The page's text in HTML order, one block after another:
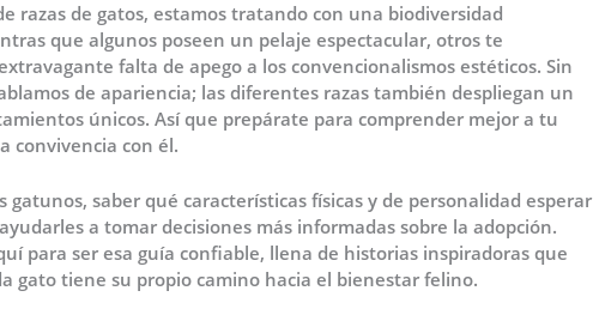
razas de gatos, estamos tratando con una biodiversidad
que algunos poseen un pelaje espectacular, otros te
falta de apego a los convencionalismos estéticos. Sin
de apariencia; las diferentes razas también despliegan un
únicos. Así que prepárate para comprender mejor a tu
convivencia con él.
gatunos, saber qué características físicas y de personalidad esperar
a tomar decisiones más informadas sobre la adopción.
para ser esa guía confiable, llena de historias inspiradoras que
gato tiene su propio camino hacia el bienestar felino.